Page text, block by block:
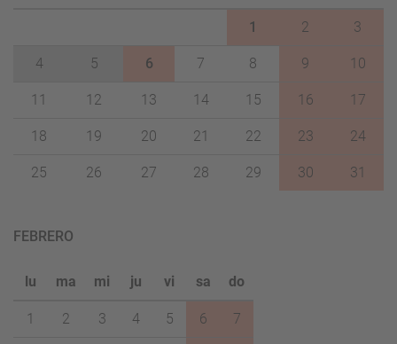
1 2 3
4 5 6 7 8 9 10
11 12 13 14 15 16 17
18 19 20 21 22 23 24
25 26 27 28 29 30 31
FEBRERO
lu ma mi ju vi sa do
1 2 3 4 5 6 7